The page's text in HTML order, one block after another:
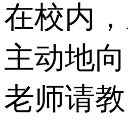
在校内，
主动地
老师请